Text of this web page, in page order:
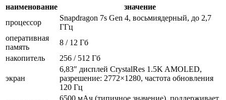
наименование
значение
процессор
Snapdragon 7s Gen 4, восьмиядерный, до 2,7
ГГц
оперативная
память
8 / 12 Гб
накопитель
256 / 512 Гб
экран
6,83″ дисплей CrystalRes 1.5K AMOLED,
разрешение: 2772×1280, частота обновления
120 Гц
6500 мАч (типичное значение), поддерживает